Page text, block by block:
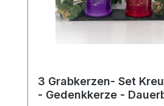
3 Grabkerzen- Set
- Gedenkkerze -